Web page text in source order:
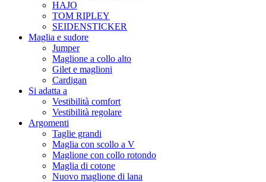
HAJO
TOM RIPLEY
SEIDENSTICKER
Maglia e sudore
Jumper
Maglione a collo alto
Gilet e maglioni
Cardigan
Si adatta a
Vestibilità comfort
Vestibilità regolare
Argomenti
Taglie grandi
Maglia con scollo a V
Maglione con collo rotondo
Maglia di cotone
Nuovo maglione di lana